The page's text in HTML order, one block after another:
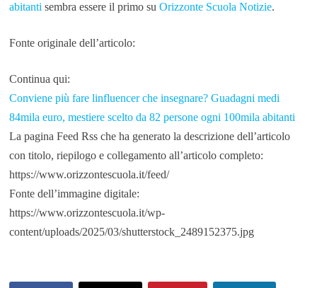
abitanti sembra essere il primo su Orizzonte Scuola Notizie.
Fonte originale dell’articolo:
Continua qui:
Conviene più fare linfluencer che insegnare? Guadagni medi
84mila euro, mestiere scelto da 82 persone ogni 100mila abitanti
La pagina Feed Rss che ha generato la descrizione dell’articolo
con titolo, riepilogo e collegamento all’articolo completo:
https://www.orizzontescuola.it/feed/
Fonte dell’immagine digitale:
https://www.orizzontescuola.it/wp-
content/uploads/2025/03/shutterstock_2489152375.jpg